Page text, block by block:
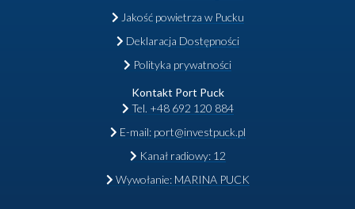
Jakość powietrza w Pucku
Deklaracja Dostępności
Polityka prywatności
Kontakt Port Puck
Tel. +48 692 120 884
E-mail: port@investpuck.pl
Kanał radiowy: 12
Wywołanie: MARINA PUCK